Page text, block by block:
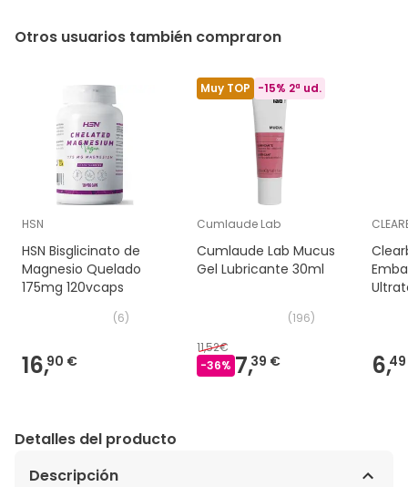
Otros usuarios también compraron
HSN
HSN Bisglicinato de
Magnesio Quelado
175mg 120vcaps
(6)
16,90 €
Muy TOP -15% 2ª ud.
Cumlaude Lab
Cumlaude Lab Mucus
Gel Lubricante 30ml
(196)
11,52€
-36% 7,39 € 6,
Detalles del producto
Descripción